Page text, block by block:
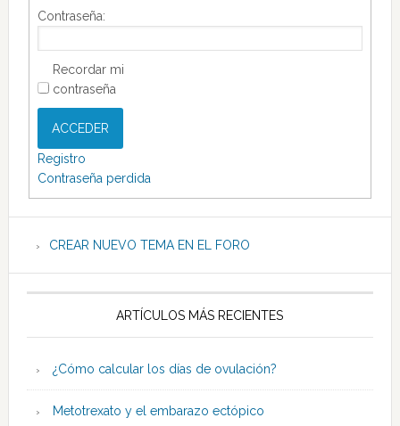
Contraseña:
Recordar mi
contraseña
ACCEDER
Registro
Contraseña perdida
CREAR NUEVO TEMA EN EL FORO
ARTÍCULOS MÁS RECIENTES
¿Cómo calcular los días de ovulación?
Metotrexato y el embarazo ectópico